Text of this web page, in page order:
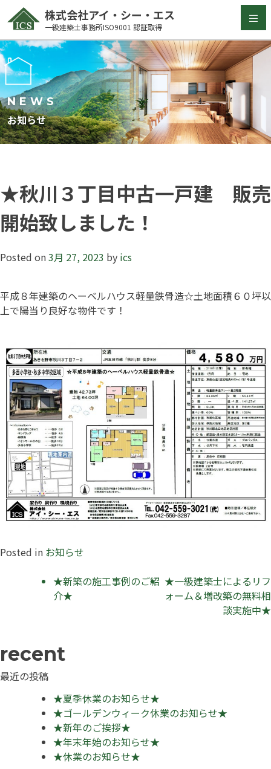
to
content
株式会社アイ・シー・エス
一級建築士事務所ISO9001 認証取得
NEWS
お知らせ
★秋川３丁目中古一戸建 販売
開始致しました！
Posted on3月 27, 2023 by ics
平成８年建築のヘーベルハウス軽量鉄骨造☆土地面積６０坪以
上で陽当り良好な物件です！
Posted in お知らせ
投
稿
ビ
ー
シ
ョ
ン
★新築の施工事例のご紹
介★
★一級建築士によるリフ
ォーム＆増改築の無料相
談実施中★
最近の投稿
★夏季休業のお知らせ★
★ゴールデンウィーク休業のお知らせ★
★新年のご挨拶★
★年末年始のお知らせ★
★休業のお知らせ★